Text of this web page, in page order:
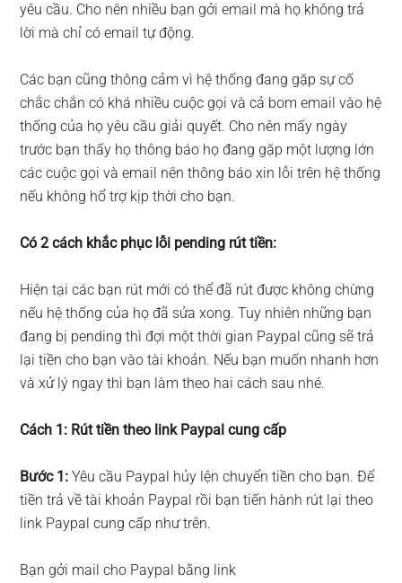
yêu cầu. Cho nên nhiều bạn gởi email mà họ không trả
lời mà chỉ có email tự động.
Các bạn cũng thông cảm vì hệ thống đang gặp sự cố
chắc chắn có khá nhiều cuộc gọi và cả bom email vào hệ
thống của họ yêu cầu giải quyết. Cho nên mấy ngày
trước bạn thấy họ thông báo họ đang gặp một lượng lớn
các cuộc gọi và email nên thông báo xin lỗi trên hệ thống
nếu không hổ trợ kịp thời cho bạn.
Có 2 cách khắc phục lỗi pending rút tiền:
Hiện tại các bạn rút mới có thể đã rút được không chừng
nếu hệ thống của họ đã sửa xong. Tuy nhiên những bạn
đang bị pending thì đợi một thời gian Paypal cũng sẽ trả
lại tiền cho bạn vào tài khoản. Nếu bạn muốn nhanh hơn
và xử lý ngay thì bạn làm theo hai cách sau nhé.
Cách 1: Rút tiền theo link Paypal cung cấp
Bước 1: Yêu cầu Paypal hủy lện chuyển tiền cho bạn. Để
tiền trả về tài khoản Paypal rồi bạn tiến hành rút lại theo
link Paypal cung cấp như trên.
Bạn gởi mail cho Paypal bằng link